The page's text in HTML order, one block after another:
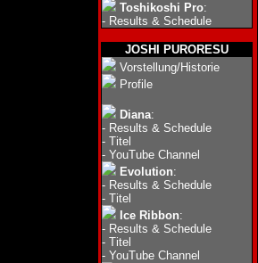
Toshikoshi Pro:
- Results & Schedule
JOSHI PURORESU
Vorstellung/Historie
Profile
Diana:
- Results & Schedule
- Titel
- YouTube Channel
Evolution:
- Results & Schedule
- Titel
Ice Ribbon:
- Results & Schedule
- Titel
- YouTube Channel